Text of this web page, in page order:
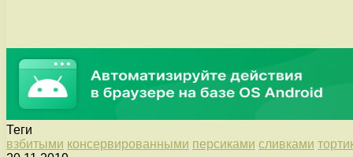
Теги
взбитыми консервированными персиками сливками